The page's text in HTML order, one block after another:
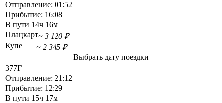
Отправление: 01:52
Прибытие: 16:08
В пути 14ч 16м
Плацкарт~ 3 120 ₽
Купе
~ 2 345 ₽
Выбрать дату поездки
377Г
Отправление: 21:12
Прибытие: 12:29
В пути 15ч 17м